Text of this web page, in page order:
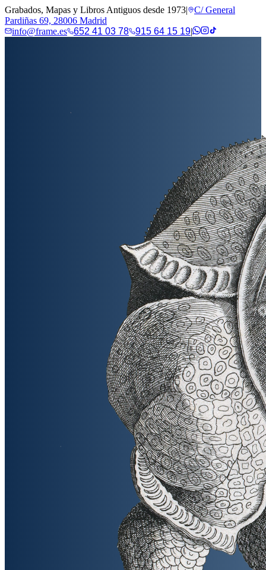
Grabados, Mapas y Libros Antiguos desde 1973|
C/ General
Pardiñas 69, 28006 Madrid
info@frame.es
652 41 03 78 915 64 15 19|